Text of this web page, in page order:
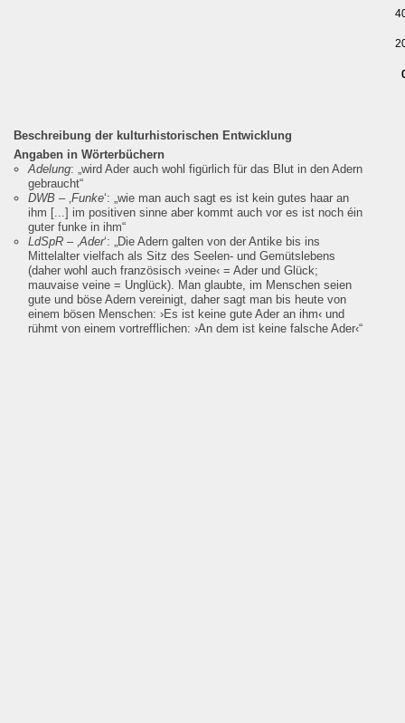
Beschreibung der kulturhistorischen Entwicklung
Angaben in Wörterbüchern
Adelung: „wird Ader auch wohl figürlich für das Blut in den Adern
gebraucht“
DWB – ‚Funke‘: „wie man auch sagt es ist kein gutes haar an
ihm [...] im positiven sinne aber kommt auch vor es ist noch éin
guter funke in ihm“
LdSpR – ‚Ader‘: „Die Adern galten von der Antike bis ins
Mittelalter vielfach als Sitz des Seelen- und Gemütslebens
(daher wohl auch französisch ›veine‹ = Ader und Glück;
mauvaise veine = Unglück). Man glaubte, im Menschen seien
gute und böse Adern vereinigt, daher sagt man bis heute von
einem bösen Menschen: ›Es ist keine gute Ader an ihm‹ und
rühmt von einem vortrefflichen: ›An dem ist keine falsche Ader‹“